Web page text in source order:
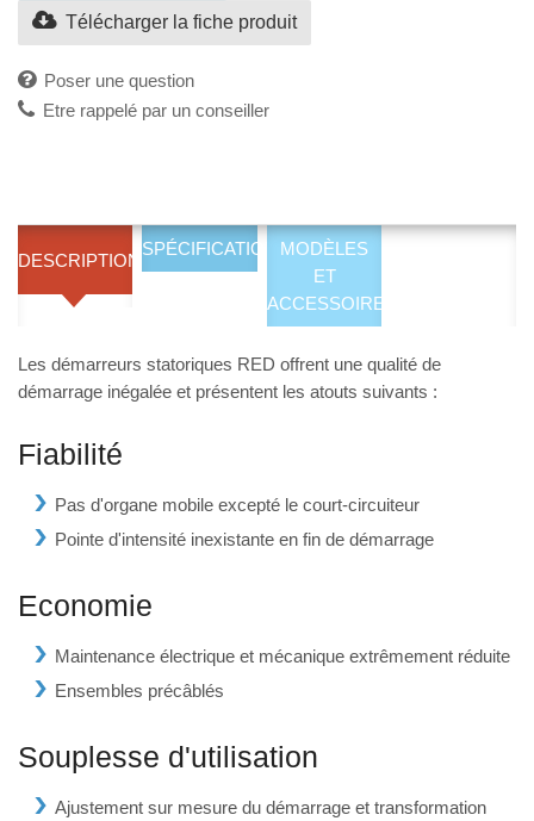
Télécharger la fiche produit
Poser une question
Etre rappelé par un conseiller
DESCRIPTION
SPÉCIFICATIONSMODÈLES
ET
ACCESSOIRES
Les démarreurs statoriques RED offrent une qualité de
démarrage inégalée et présentent les atouts suivants :
Fiabilité
Pas d'organe mobile excepté le court-circuiteur
Pointe d'intensité inexistante en fin de démarrage
Economie
Maintenance électrique et mécanique extrêmement réduite
Ensembles précâblés
Souplesse d'utilisation
Ajustement sur mesure du démarrage et transformation